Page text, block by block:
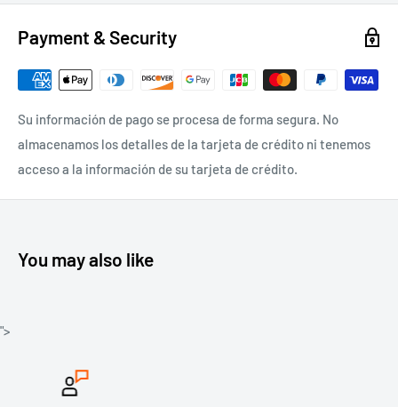
Payment & Security
Su información de pago se procesa de forma segura. No
almacenamos los detalles de la tarjeta de crédito ni tenemos
acceso a la información de su tarjeta de crédito.
You may also like
">